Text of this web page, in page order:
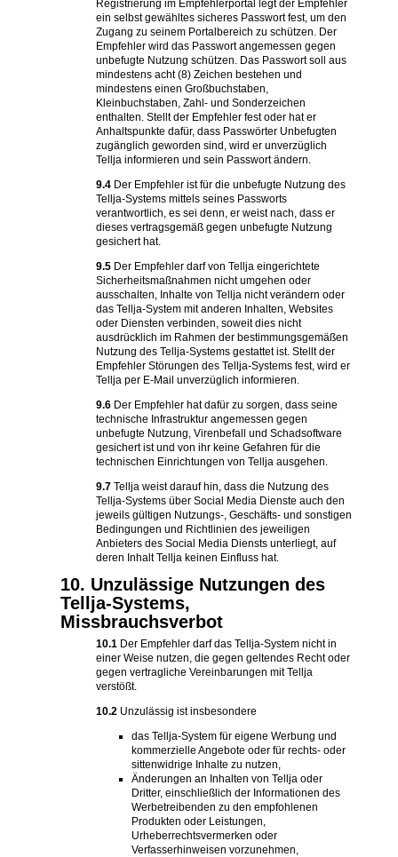
Registrierung im Empfehlerportal legt der Empfehler
ein selbst gewähltes sicheres Passwort fest, um den
Zugang zu seinem Portalbereich zu schützen. Der
Empfehler wird das Passwort angemessen gegen
unbefugte Nutzung schützen. Das Passwort soll aus
mindestens acht (8) Zeichen bestehen und
mindestens einen Großbuchstaben,
Kleinbuchstaben, Zahl- und Sonderzeichen
enthalten. Stellt der Empfehler fest oder hat er
Anhaltspunkte dafür, dass Passwörter Unbefugten
zugänglich geworden sind, wird er unverzüglich
Tellja informieren und sein Passwort ändern.
9.4 Der Empfehler ist für die unbefugte Nutzung des
Tellja-Systems mittels seines Passworts
verantwortlich, es sei denn, er weist nach, dass er
dieses vertragsgemäß gegen unbefugte Nutzung
gesichert hat.
9.5 Der Empfehler darf von Tellja eingerichtete
Sicherheitsmaßnahmen nicht umgehen oder
ausschalten, Inhalte von Tellja nicht verändern oder
das Tellja-System mit anderen Inhalten, Websites
oder Diensten verbinden, soweit dies nicht
ausdrücklich im Rahmen der bestimmungsgemäßen
Nutzung des Tellja-Systems gestattet ist. Stellt der
Empfehler Störungen des Tellja-Systems fest, wird er
Tellja per E-Mail unverzüglich informieren.
9.6 Der Empfehler hat dafür zu sorgen, dass seine
technische Infrastruktur angemessen gegen
unbefugte Nutzung, Virenbefall und Schadsoftware
gesichert ist und von ihr keine Gefahren für die
technischen Einrichtungen von Tellja ausgehen.
9.7 Tellja weist darauf hin, dass die Nutzung des
Tellja-Systems über Social Media Dienste auch den
jeweils gültigen Nutzungs-, Geschäfts- und sonstigen
Bedingungen und Richtlinien des jeweiligen
Anbieters des Social Media Diensts unterliegt, auf
deren Inhalt Tellja keinen Einfluss hat.
10. Unzulässige Nutzungen des
Tellja-Systems,
Missbrauchsverbot
10.1 Der Empfehler darf das Tellja-System nicht in
einer Weise nutzen, die gegen geltendes Recht oder
gegen vertragliche Vereinbarungen mit Tellja
verstößt.
10.2 Unzulässig ist insbesondere
das Tellja-System für eigene Werbung und
kommerzielle Angebote oder für rechts- oder
sittenwidrige Inhalte zu nutzen,
Änderungen an Inhalten von Tellja oder
Dritter, einschließlich der Informationen des
Werbetreibenden zu den empfohlenen
Produkten oder Leistungen,
Urheberrechtsvermerken oder
Verfasserhinweisen vorzunehmen,